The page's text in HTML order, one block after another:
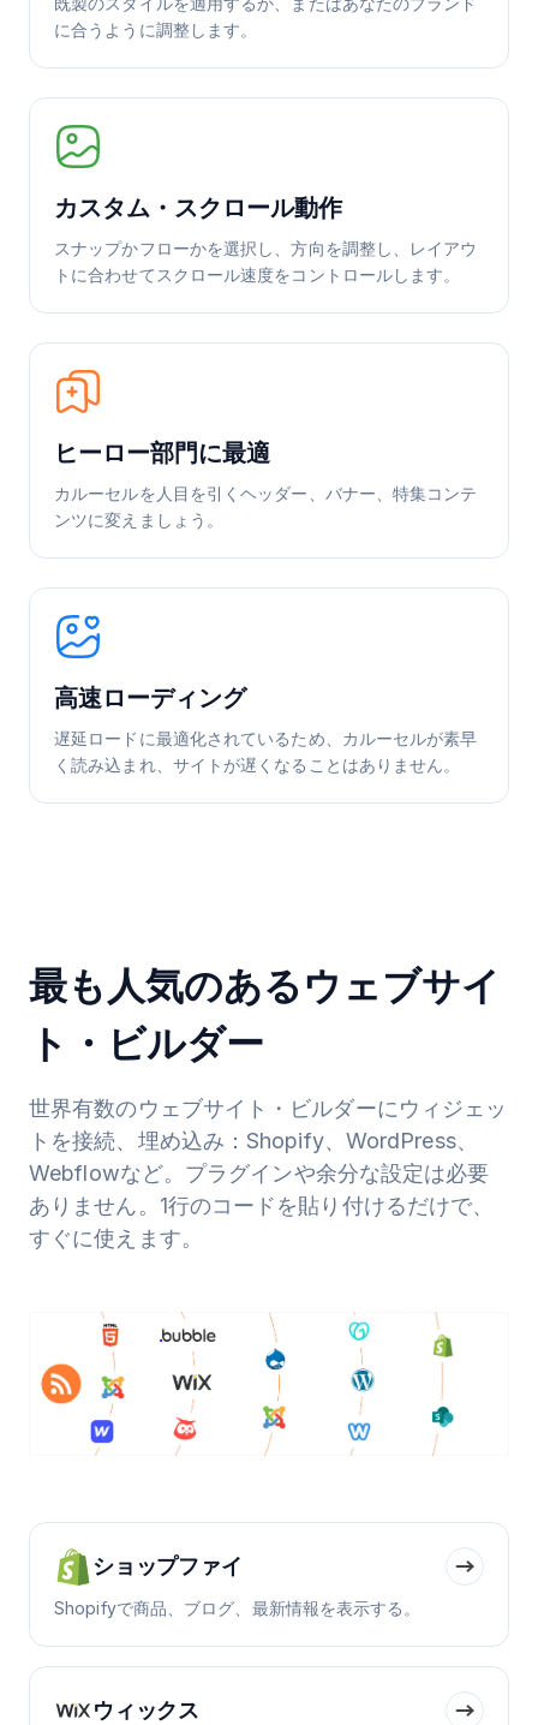
に合うように調整します。
カスタム・スクロール動作
スナップかフローかを選択し、方向を調整し、レイアウ
トに合わせてスクロール速度をコントロールします。
ヒーロー部門に最適
カルーセルを人目を引くヘッダー、バナー、特集コンテ
ンツに変えましょう。
高速ローディング
遅延ロードに最適化されているため、カルーセルが素早
く読み込まれ、サイトが遅くなることはありません。
最も人気のあるウェブサイ
ト・ビルダー
世界有数のウェブサイト・ビルダーにウィジェッ
トを接続、埋め込み：Shopify、WordPress、
Webflowなど。プラグインや余分な設定は必要
ありません。1行のコードを貼り付けるだけで、
すぐに使えます。
ショップファイ
Shopifyで商品、ブログ、最新情報を表示する。
ウィックス